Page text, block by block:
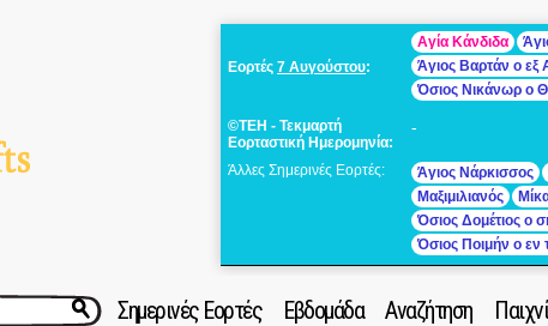
Εορτές 7 Αυγούστου:
Αγία Κάνδιδα
Άγιος Βαρτάν ο εξ
Όσιος Νικάνωρ ο
©ΤΕΗ - Τεκμαρτή
Εορταστική Ημερομηνία:
-
Άλλες Σημερινές Εορτές: Άγιος Νάρκισσος
Μαξιμιλιανός
Όσιος Δομέτιος ο
Όσιος Ποιμήν ο
Σημερινές Εορτές Εβδομάδα Αναζήτηση